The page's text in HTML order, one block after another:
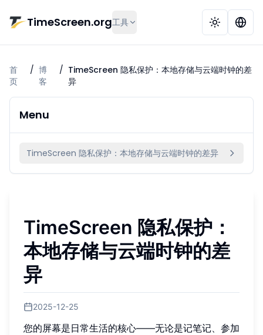
TimeScreen.org工具
首
页
/ 博
客
/ TimeScreen 隐私保护：本地存储与云端时钟的差
异
Menu
TimeScreen 隐私保护：本地存储与云端时钟的差异
TimeScreen 隐私保护：
本地存储与云端时钟的差
异
2025-12-25
您的屏幕是日常生活的核心——无论是记笔记、参加